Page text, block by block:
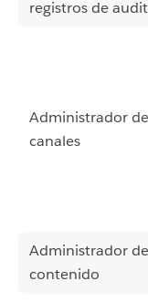
registros de
Administrador de
canales
Administrador de
contenido